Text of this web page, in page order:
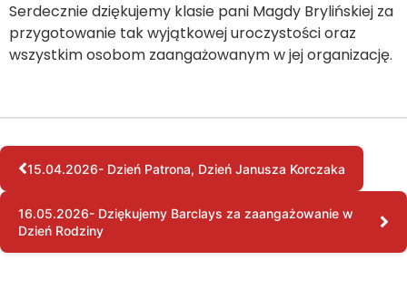
Serdecznie dziękujemy klasie pani Magdy Brylińskiej za
przygotowanie tak wyjątkowej uroczystości oraz
wszystkim osobom zaangażowanym w jej organizację.
15.04.2026- Dzień Patrona, Dzień Janusza Korczaka
16.05.2026- Dziękujemy Barclays za zaangażowanie w
Dzień Rodziny